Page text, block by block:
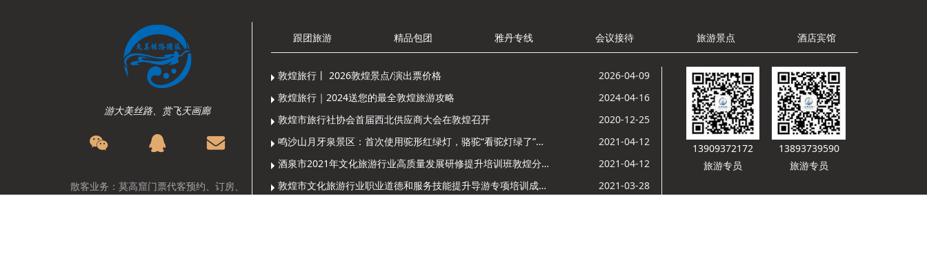
游大美丝路、赏飞天画廊
散客业务：莫高窟门票代客预约、订房、
跟团旅游 精品包团 雅丹专线 会议接待 旅游景点 酒店宾馆
敦煌旅行丨 2026敦煌景点/演出票价格
2026-04-09
敦煌旅行｜2024送您的最全敦煌旅游攻略
2024-04-16
敦煌市旅行社协会首届西北供应商大会在敦煌召开
2020-12-25
鸣沙山月牙泉景区：首次使用驼形红绿灯，骆驼“看驼灯绿了”走起来
2021-04-12
酒泉市2021年文化旅游行业高质量发展研修提升培训班敦煌分训点开班
2021-04-12
敦煌市文化旅游行业职业道德和服务技能提升导游专项培训成功举办
2021-03-28
13909372172
旅游专员
13893739590
旅游专员